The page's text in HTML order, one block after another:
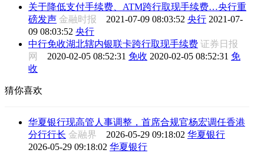
关于降低支付手续费、ATM跨行取现手续费…央行重
磅发声 金融时报 2021-07-09 08:03:52 央行 2021-07-
09 08:03:52 央行
中行免收湖北辖内银联卡跨行取现手续费 证券日报
网 2020-02-05 08:52:31 免收 2020-02-05 08:52:31 免
收
猜你喜欢
华夏银行现高管人事调整，首席合规官杨宏调任香港
分行行长 金融界 2026-05-29 09:18:02 华夏银行
2026-05-29 09:18:02 华夏银行